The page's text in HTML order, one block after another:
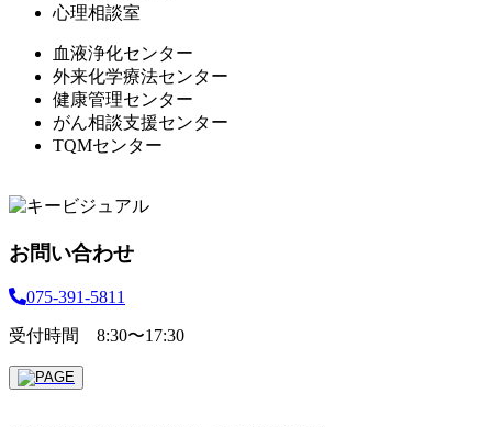
心理相談室
血液浄化センター
外来化学療法センター
健康管理センター
がん相談支援センター
TQMセンター
お問い合わせ
075-391-5811
受付時間 8:30〜17:30